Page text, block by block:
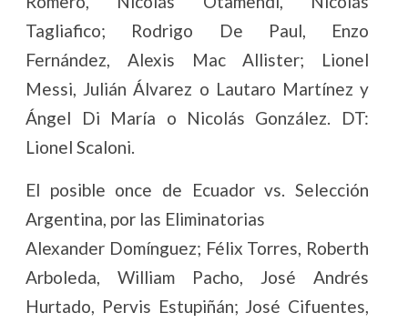
Tagliafico; Rodrigo De Paul, Enzo
Fernández, Alexis Mac Allister; Lionel
Messi, Julián Álvarez o Lautaro Martínez y
Ángel Di María o Nicolás González. DT:
Lionel Scaloni.
El posible once de Ecuador vs. Selección
Argentina, por las Eliminatorias
Alexander Domínguez; Félix Torres, Roberth
Arboleda, William Pacho, José Andrés
Hurtado, Pervis Estupiñán; José Cifuentes,